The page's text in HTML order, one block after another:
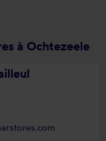
à Ochtezeele